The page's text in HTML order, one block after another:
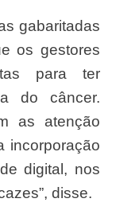
os gestores
para ter
do câncer.
as atenção
incorporação
digital, nos
disse.